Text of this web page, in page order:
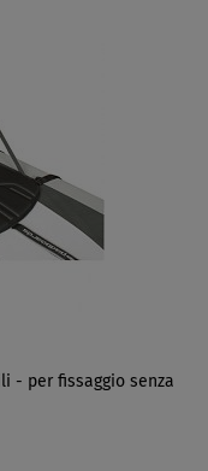
- per fissaggio senza